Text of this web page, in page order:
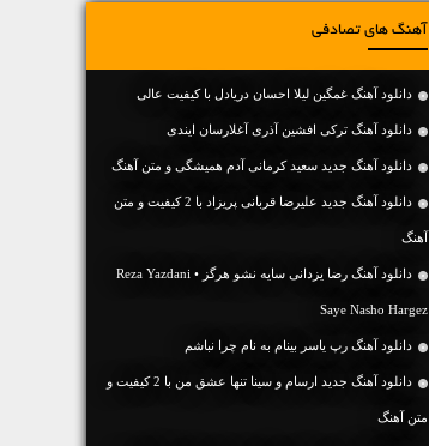
آهنگ های تصادفی
دانلود آهنگ غمگین لیلا احسان دریادل با کیفیت عالی
دانلود آهنگ ترکی افشین آذری آغلارسان ایندی
دانلود آهنگ جديد سعید کرمانی آدم همیشگی و متن آهنگ
دانلود آهنگ جديد علیرضا قربانی پریزاد با 2 کیفیت و متن
آهنگ
دانلود آهنگ رضا یزدانی سایه نشو هرگز • Reza Yazdani
Saye Nasho Hargez
دانلود آهنگ رپ یاسر بینام به نام چرا نباشم
دانلود آهنگ جديد ارسام و سینا تنها عشق من با 2 کیفیت و
متن آهنگ